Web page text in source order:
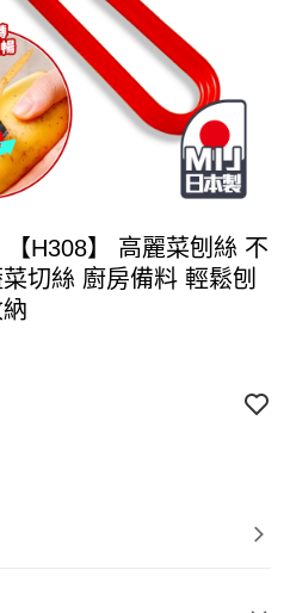
H308】 高麗菜刨絲 不
切絲 廚房備料 輕鬆刨